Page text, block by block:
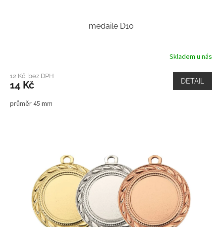
medaile D10
Skladem u nás
12 Kč bez DPH
14 Kč DETAIL
průměr 45 mm